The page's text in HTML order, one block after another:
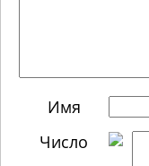
Имя
Число